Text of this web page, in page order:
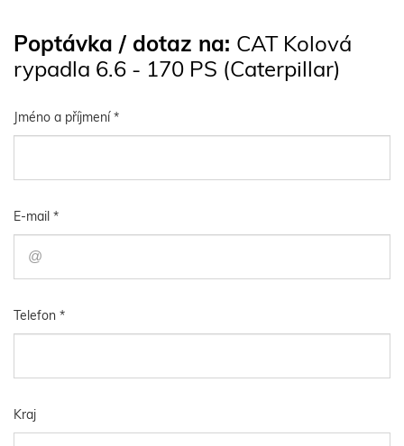
Poptávka / dotaz na: CAT Kolová
rypadla 6.6 - 170 PS (Caterpillar)
Jméno a příjmení *
E-mail *
Telefon *
Kraj